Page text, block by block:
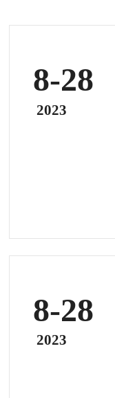
8-28
2023
8-28
2023